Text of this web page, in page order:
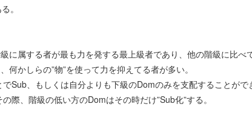
。
属する者が最も力を発する最上級者であり、他の階級に比べ
かしらの”物”を使って力を抑えてる者が多い。
Sub、もしくは自分よりも下級のDomのみを支配することがで
、階級の低い方のDomはその時だけ”Sub化”する。